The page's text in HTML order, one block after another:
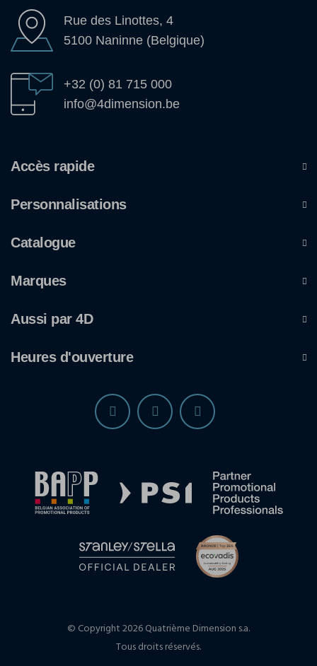
Rue des Linottes, 4
5100 Naninne (Belgique)
+32 (0) 81 715 000
info@4dimension.be
Accès rapide
Personnalisations
Catalogue
Marques
Aussi par 4D
Heures d'ouverture
© Copyright 2026 Quatrième Dimension s.a.
Tous droits réservés.